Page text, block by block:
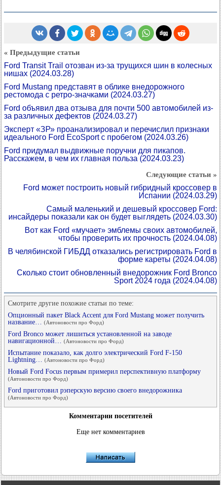
« Предыдущие статьи
Ford Transit Trail отозван из-за трущихся шин в колесных
нишах (2024.03.28)
Ford Mustang представят в облике внедорожного
рестомода с ретро-значками (2024.03.27)
Ford объявил два отзыва для почти 500 автомобилей из-
за различных дефектов (2024.03.27)
Эксперт «ЗР» проанализировал и перечислил признаки
идеального Ford EcoSport с пробегом (2024.03.26)
Ford придумал выдвижные поручни для пикапов.
Расскажем, в чем их главная польза (2024.03.23)
Следующие статьи »
Ford может построить новый гибридный кроссовер в
Испании (2024.03.29)
Самый маленький и дешевый кроссовер Ford:
инсайдеры показали как он будет выглядеть (2024.03.30)
Вот как Ford «мучает» эмблемы своих автомобилей,
чтобы проверить их прочность (2024.04.08)
В челябинской ГИБДД отказались регистрировать Ford в
форме кареты (2024.04.08)
Сколько стоит обновленный внедорожник Ford Bronco
Sport 2024 года (2024.04.08)
Смотрите другие похожие статьи по теме:
Опционный пакет Black Accent для Ford Mustang может получить
название…
(Автоновости про Форд)
Ford Bronco может лишиться установленной на заводе
навигационной…
(Автоновости про Форд)
Испытание показало, как долго электрический Ford F-150
Lightning…
(Автоновости про Форд)
Новый Ford Focus первым примерил перспективную платформу
(Автоновости про Форд)
Ford приготовил рэперскую версию своего внедорожника
(Автоновости про Форд)
Комментарии посетителей
Еще нет комментариев